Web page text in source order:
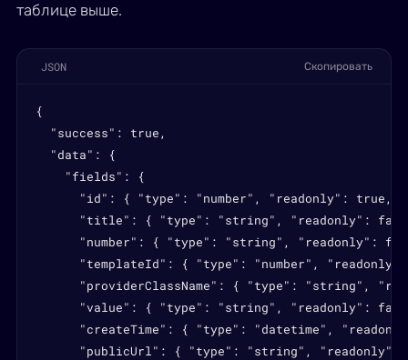
таблице выше.
JSON Скопировать
{
  "success": true,
  "data": {
    "fields": {
"id": { "type": "number", "readonly": true,
"title": { "type": "string", "readonly":
"number": { "type": "string", "readonly":
"templateId": { "type": "number",
"providerClassName": { "type": "string",
"value": { "type": "string", "readonly":
"createTime": { "type": "datetime",
"publicUrl": { "type": "string",